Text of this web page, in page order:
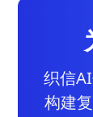
织信
构建